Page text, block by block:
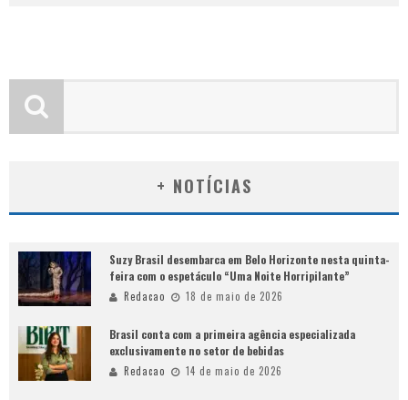
+ NOTÍCIAS
Suzy Brasil desembarca em Belo Horizonte nesta quinta-
feira com o espetáculo “Uma Noite Horripilante”
Redacao 18 de maio de 2026
Brasil conta com a primeira agência especializada
exclusivamente no setor de bebidas
Redacao 14 de maio de 2026